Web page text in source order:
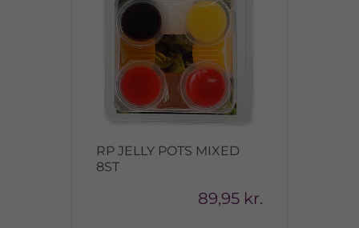
RP JELLY POTS MIXED
8ST
89,95 kr.